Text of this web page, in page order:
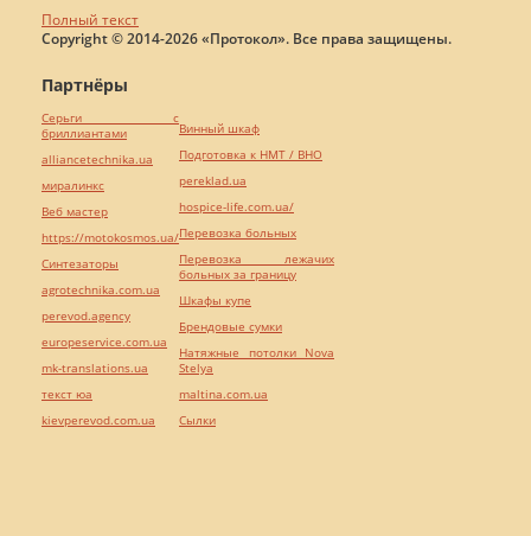
Полный текст
Copyright © 2014-2026 «Протокол». Все права защищены.
Партнёры
Серьги с
бриллиантами
alliancetechnika.ua
миралинкс
Веб мастер
https://motokosmos.ua/
Синтезаторы
agrotechnika.com.ua
perevod.agency
europeservice.com.ua
mk-translations.ua
текст юа
kievperevod.com.ua
Винный шкаф
Подготовка к НМТ / ВНО
pereklad.ua
hospice-life.com.ua/
Перевозка больных
Перевозка лежачих
больных за границу
Шкафы купе
Брендовые сумки
Натяжные потолки Nova
Stelya
maltina.com.ua
Cылки